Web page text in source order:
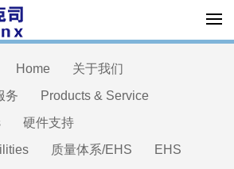
Home
关于我们
务
Products & Service
硬件支持
质量体系/EHS
EHS